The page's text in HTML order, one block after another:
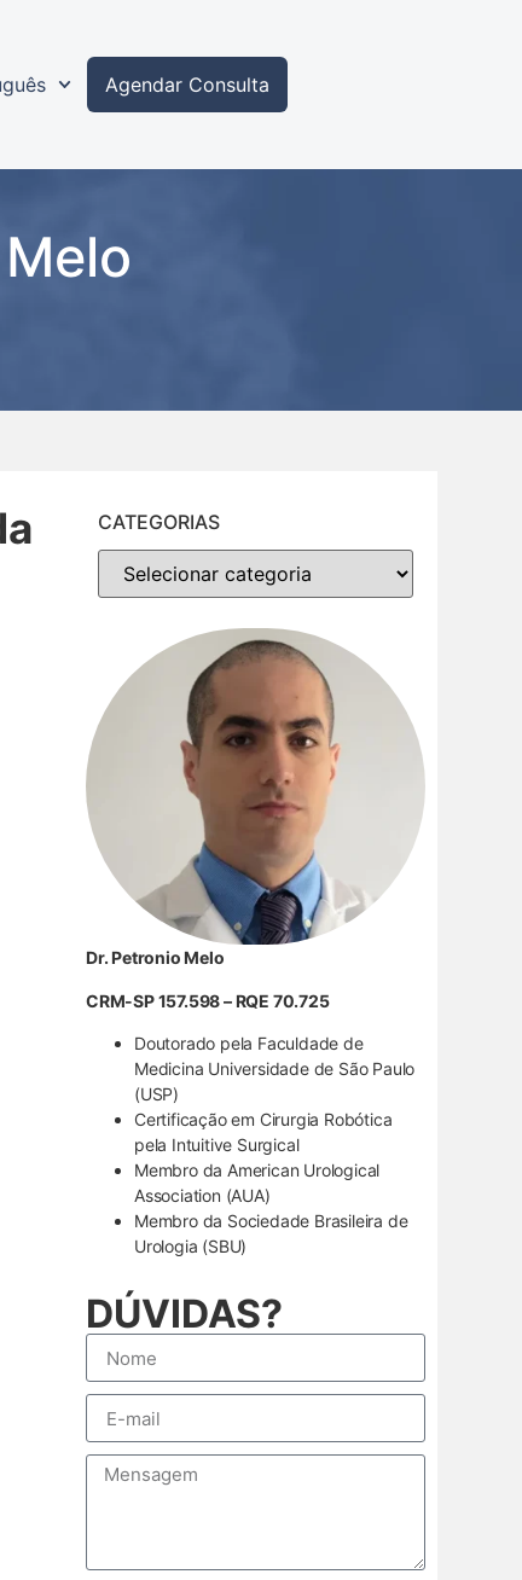
Agendar Consulta
CATEGORIAS
Dr. Petronio Melo
CRM-SP 157.598 – RQE 70.725
Doutorado pela Faculdade de
Medicina Universidade de São Paulo
(USP)
Certificação em Cirurgia Robótica
pela Intuitive Surgical
Membro da American Urological
Association (AUA)
Membro da Sociedade Brasileira de
Urologia (SBU)
DÚVIDAS?